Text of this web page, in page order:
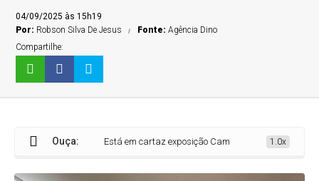
04/09/2025 às 15h19
Por: Robson Silva De Jesus Fonte:Agência Dino
Compartilhe:
Ouça: Está em cartaz exposição Caminhos da Independência
1.0x